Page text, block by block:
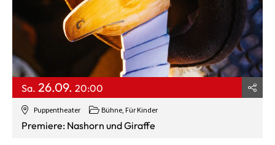
Puppentheater Bühne, Für Kinder
Sa. 26.09. 20:00
Premiere: Nashorn und Giraffe